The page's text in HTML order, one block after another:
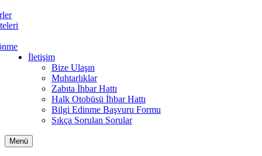
İletişim
Bize Ulaşın
Muhtarlıklar
Zabıta İhbar Hattı
Halk Otobüsü İhbar Hattı
Bilgi Edinme Başvuru Formu
Sıkça Sorulan Sorular
Menü